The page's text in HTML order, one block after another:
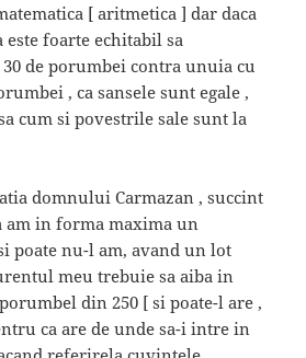
[ aritmetica ] dar daca
este foarte echitabil sa
de porumbei contra unuia cu
, ca sansele sunt egale ,
cum si povestrile sale sunt la
domnului Carmazan , succint
am in forma maxima un
poate nu-l am, avand un lot
meu trebuie sa aiba in
din 250 [ si poate-l are ,
ca are de unde sa-i intre in